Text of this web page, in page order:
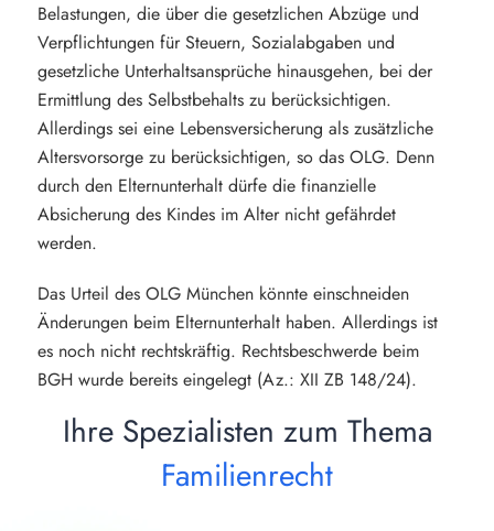
Belastungen, die über die gesetzlichen Abzüge und
Verpflichtungen für Steuern, Sozialabgaben und
gesetzliche Unterhaltsansprüche hinausgehen, bei der
Ermittlung des Selbstbehalts zu berücksichtigen.
Allerdings sei eine Lebensversicherung als zusätzliche
Altersvorsorge zu berücksichtigen, so das OLG. Denn
durch den Elternunterhalt dürfe die finanzielle
Absicherung des Kindes im Alter nicht gefährdet
werden.
Das Urteil des OLG München könnte einschneiden
Änderungen beim Elternunterhalt haben. Allerdings ist
es noch nicht rechtskräftig. Rechtsbeschwerde beim
BGH wurde bereits eingelegt (Az.: XII ZB 148/24).
Ihre Spezialisten zum Thema
Familienrecht